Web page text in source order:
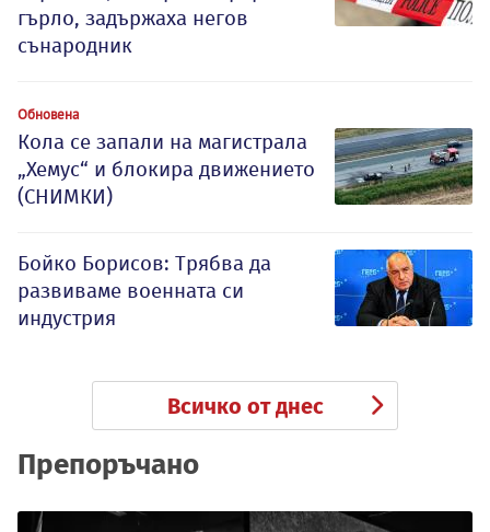
гърло, задържаха негов
сънародник
Обновена
Кола се запали на магистрала
„Хемус“ и блокира движението
(СНИМКИ)
Бойко Борисов: Трябва да
развиваме военната си
индустрия
Всичко от днес
Препоръчано